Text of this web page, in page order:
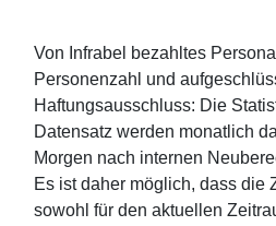
Von Infrabel bezahltes
Personenzahl und
Haftungsausschluss: Die
Datensatz werden monatlich
Morgen nach internen
Es ist daher möglich, dass die
sowohl für den aktuellen